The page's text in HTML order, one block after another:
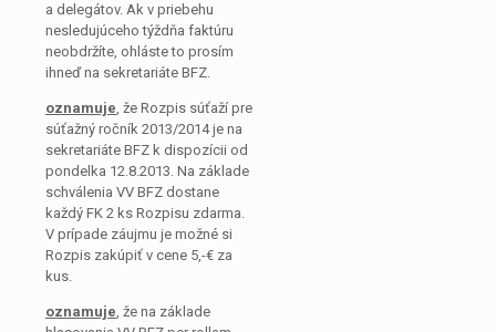
a delegátov. Ak v priebehu
nesledujúceho týždňa faktúru
neobdržíte, ohláste to prosím
ihneď na sekretariáte BFZ.
oznamuje, že Rozpis súťaží pre
súťažný ročník 2013/2014 je na
sekretariáte BFZ k dispozícii od
pondelka 12.8.2013. Na základe
schválenia VV BFZ dostane
každý FK 2 ks Rozpisu zdarma.
V prípade záujmu je možné si
Rozpis zakúpiť v cene 5,-€ za
kus.
oznamuje, že na základe